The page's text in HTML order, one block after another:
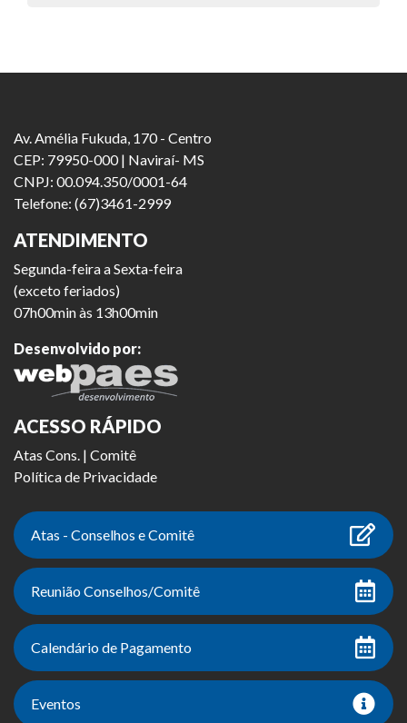
Av. Amélia Fukuda, 170 - Centro
CEP: 79950-000 | Naviraí- MS
CNPJ: 00.094.350/0001-64
Telefone: (67)3461-2999
ATENDIMENTO
Segunda-feira a Sexta-feira
(exceto feriados)
07h00min às 13h00min
Desenvolvido por:
ACESSO RÁPIDO
Atas Cons. | Comitê
Política de Privacidade
Atas - Conselhos e Comitê
Reunião Conselhos/Comitê
Calendário de Pagamento
Eventos